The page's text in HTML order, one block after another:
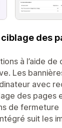
des
à l’aide de
Les
avec
des pages
de fermeture
suit les